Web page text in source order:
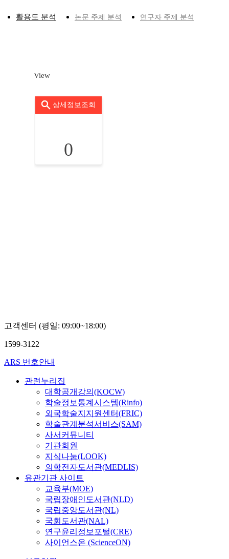
활용도 분석 논문 주제 분석 연구자 주제 분석
View
상세정보조회
0
고객센터 (평일: 09:00~18:00)
1599-3122
ARS 번호안내
관련누리집
대학공개강의(KOCW)
학술정보통계시스템(Rinfo)
외국학술지지원센터(FRIC)
학술관계분석서비스(SAM)
사서커뮤니티
기관회원
지식나눔(LOOK)
의학전자도서관(MEDLIS)
유관기관 사이트
교육부(MOE)
국립장애인도서관(NLD)
국립중앙도서관(NL)
국회도서관(NAL)
연구윤리정보포털(CRE)
사이언스온 (ScienceON)